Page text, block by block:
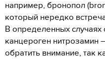
например, бронопол
который нередко
В определенных
канцероген нитрозамин
обратить внимание, так